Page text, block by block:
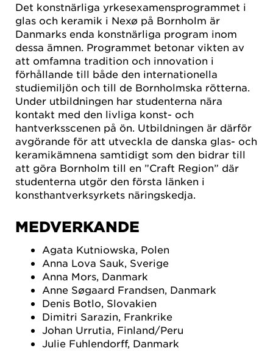
Det konstnärliga yrkesexamensprogrammet i
glas och keramik i Nexø på Bornholm är
Danmarks enda konstnärliga program inom
dessa ämnen. Programmet betonar vikten av
att omfamna tradition och innovation i
förhållande till både den internationella
studiemiljön och till de Bornholmska rötterna.
Under utbildningen har studenterna nära
kontakt med den livliga konst- och
hantverksscenen på ön. Utbildningen är därför
avgörande för att utveckla de danska glas- och
keramikämnena samtidigt som den bidrar till
att göra Bornholm till en ”Craft Region” där
studenterna utgör den första länken i
konsthantverksyrkets näringskedja.
MEDVERKANDE
Agata Kutniowska, Polen
Anna Lova Sauk, Sverige
Anna Mors, Danmark
Anne Søgaard Frandsen, Danmark
Denis Botlo, Slovakien
Dimitri Sarazin, Frankrike
Johan Urrutia, Finland/Peru
Julie Fuhlendorff, Danmark